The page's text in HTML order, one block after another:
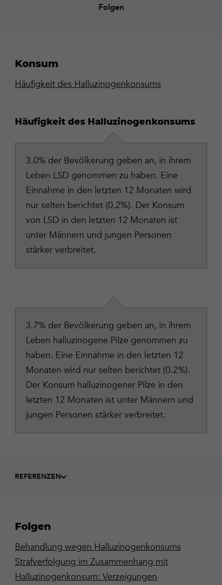
Folgen
Konsum
Häufigkeit des Halluzinogenkonsums
Häufigkeit des Halluzinogenkonsums
3.0% der Bevölkerung geben an, in ihrem
Leben LSD genommen zu haben. Eine
Einnahme in den letzten 12 Monaten wird
nur selten berichtet (0.2%). Der Konsum
von LSD in den letzten 12 Monaten ist
unter Männern und jungen Personen
stärker verbreitet.
3.7% der Bevölkerung geben an, in ihrem
Leben halluzinogene Pilze genommen zu
haben. Eine Einnahme in den letzten 12
Monaten wird nur selten berichtet (0.2%).
Der Konsum halluzinogener Pilze in den
letzten 12 Monaten ist unter Männern und
jungen Personen stärker verbreitet.
REFERENZEN
Folgen
Behandlung wegen Halluzinogenkonsums
Strafverfolgung im Zusammenhang mit
Halluzinogenkonsum: Verzeigungen